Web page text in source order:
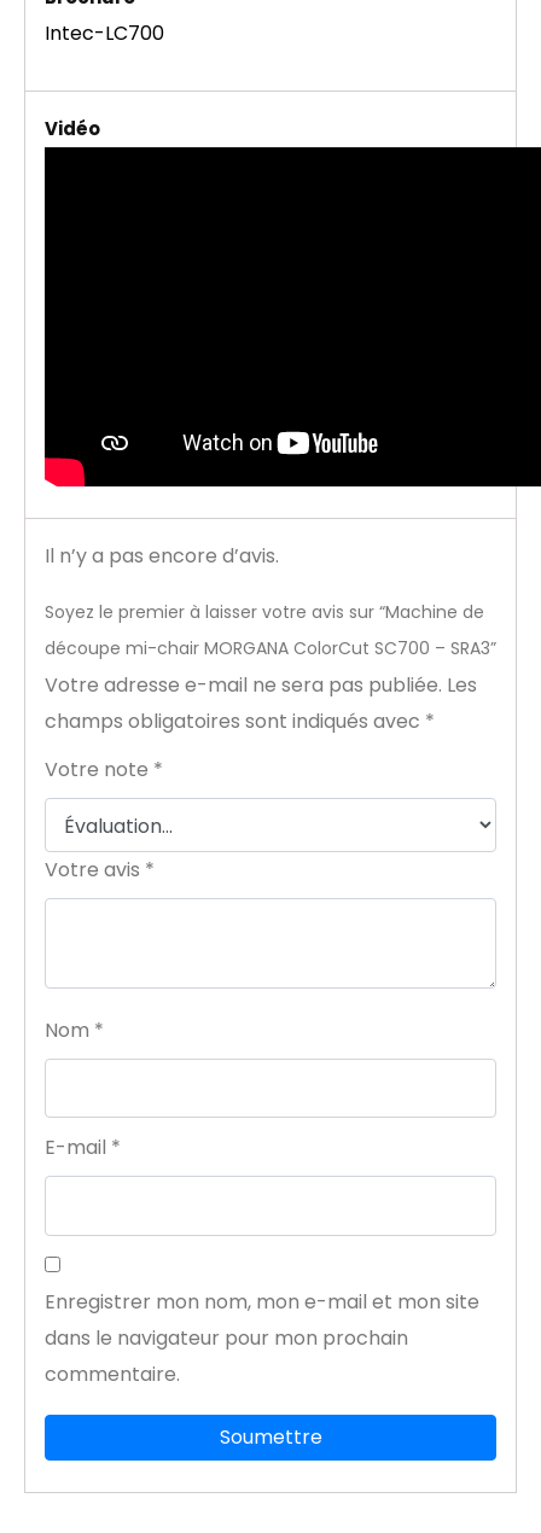
Intec-LC700
Vidéo
Il n’y a pas encore d’avis.
Soyez le premier à laisser votre avis sur “Machine de
découpe mi-chair MORGANA ColorCut SC700 – SRA3”
Votre adresse e-mail ne sera pas publiée. Les
champs obligatoires sont indiqués avec *
Votre note *
Votre avis *
Nom *
E-mail *
Enregistrer mon nom, mon e-mail et mon site
dans le navigateur pour mon prochain
commentaire.